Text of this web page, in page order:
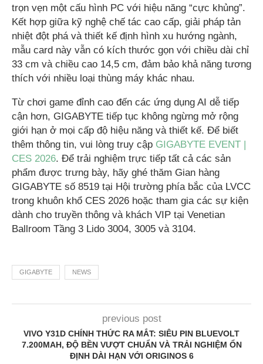
trọn vẹn một cấu hình PC với hiệu năng “cực khủng”.
Kết hợp giữa kỹ nghệ chế tác cao cấp, giải pháp tản
nhiệt đột phá và thiết kế định hình xu hướng ngành,
mẫu card này vẫn có kích thước gọn với chiều dài chỉ
33 cm và chiều cao 14,5 cm, đảm bảo khả năng tương
thích với nhiều loại thùng máy khác nhau.
Từ chơi game đỉnh cao đến các ứng dụng AI dễ tiếp
cận hơn, GIGABYTE tiếp tục không ngừng mở rộng
giới hạn ở mọi cấp độ hiệu năng và thiết kế. Để biết
thêm thông tin, vui lòng truy cập GIGABYTE EVENT |
CES 2026. Để trải nghiệm trực tiếp tất cả các sản
phẩm được trưng bày, hãy ghé thăm Gian hàng
GIGABYTE số 8519 tại Hội trường phía bắc của LVCC
trong khuôn khổ CES 2026 hoặc tham gia các sự kiện
dành cho truyền thông và khách VIP tại Venetian
Ballroom Tầng 3 Lido 3004, 3005 và 3104.
GIGABYTE NEWS
previous post
VIVO Y31D CHÍNH THỨC RA MẮT: SIÊU PIN BLUEVOLT
7.200MAH, ĐỘ BỀN VƯỢT CHUẨN VÀ TRẢI NGHIỆM ỔN
ĐỊNH DÀI HẠN VỚI ORIGINOS 6